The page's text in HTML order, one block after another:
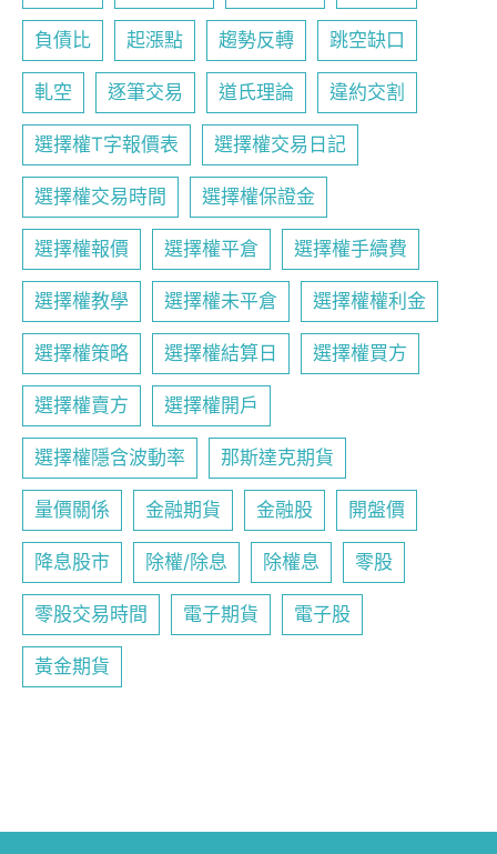
負債比 起漲點 趨勢反轉 跳空缺口
軋空 逐筆交易 道氏理論 違約交割
選擇權T字報價表 選擇權交易日記
選擇權交易時間 選擇權保證金
選擇權報價 選擇權平倉 選擇權手續費
選擇權教學 選擇權未平倉 選擇權權利金
選擇權策略 選擇權結算日 選擇權買方
選擇權賣方 選擇權開戶
選擇權隱含波動率 那斯達克期貨
量價關係 金融期貨 金融股 開盤價
降息股市 除權/除息 除權息 零股
零股交易時間 電子期貨 電子股
黃金期貨